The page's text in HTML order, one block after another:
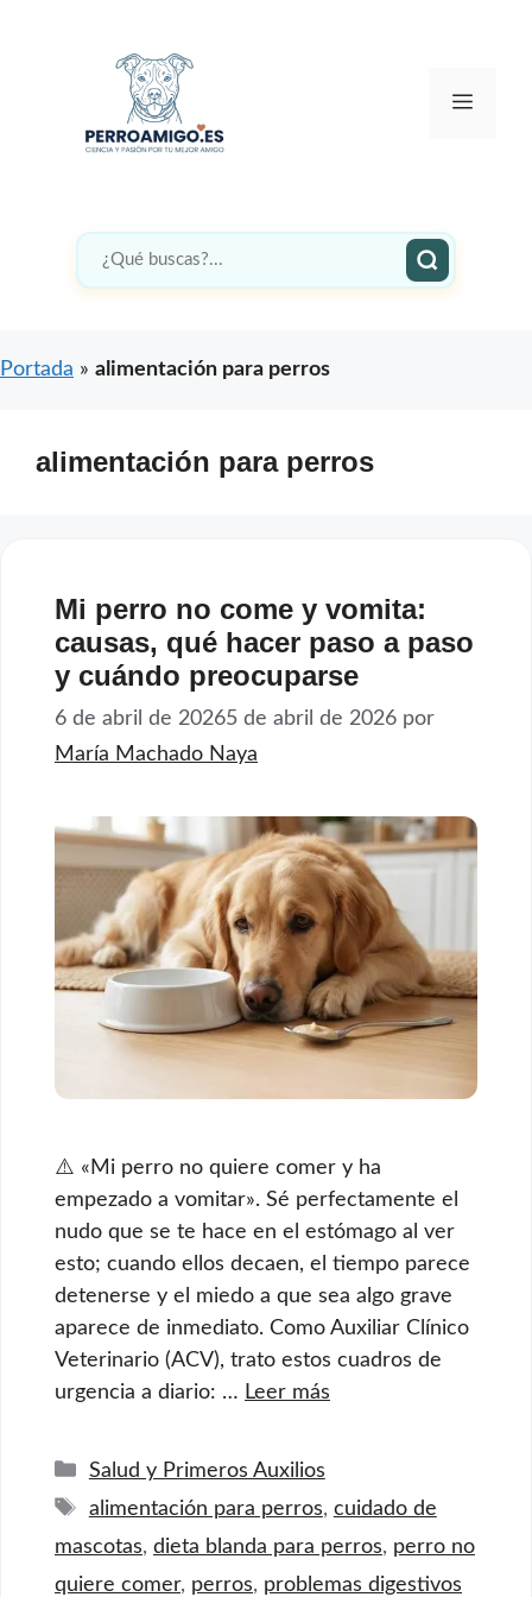
Menú
Portada » alimentación para perros
alimentación para perros
Mi perro no come y vomita:
causas, qué hacer paso a paso
y cuándo preocuparse
6 de abril de 20265 de abril de 2026 por
María Machado Naya
⚠️ «Mi perro no quiere comer y ha
empezado a vomitar». Sé perfectamente el
nudo que se te hace en el estómago al ver
esto; cuando ellos decaen, el tiempo parece
detenerse y el miedo a que sea algo grave
aparece de inmediato. Como Auxiliar Clínico
Veterinario (ACV), trato estos cuadros de
urgencia a diario: … Leer más
Categorías
Salud y Primeros Auxilios
Etiquetas
alimentación para perros, cuidado de
mascotas, dieta blanda para perros, perro no
quiere comer, perros, problemas digestivos